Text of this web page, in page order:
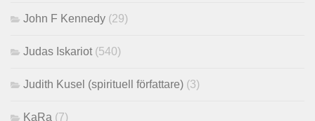
John F Kennedy (29)
Judas Iskariot (540)
Judith Kusel (spirituell författare) (3)
KaRa (7)